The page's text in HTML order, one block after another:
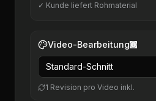
✓ Kunde liefert Rohmaterial
Video-Bearbeitung
Standard-Schnitt
1 Revision pro Video inkl.